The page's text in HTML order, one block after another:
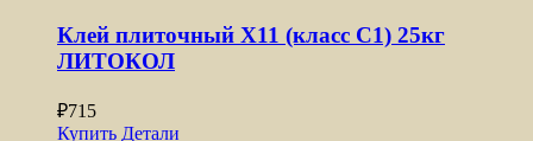
Клей плиточный X11 (класс С1) 25кг
ЛИТОКОЛ
₽715
Купить Детали